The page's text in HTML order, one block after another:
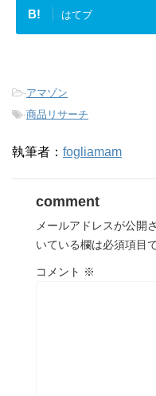
B! はてブ
-アマゾン
-商品リサーチ
執筆者： fogliamam
comment
メールアドレスが公開
いている欄は必須項目
コメント ※